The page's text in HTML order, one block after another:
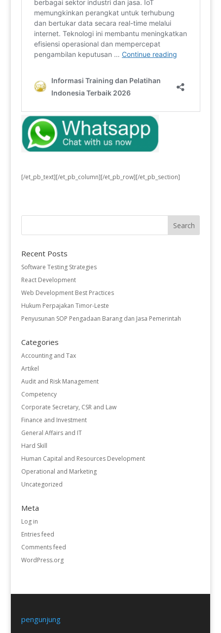
[/et_pb_text][/et_pb_column][/et_pb_row][/et_pb_section]
Recent Posts
Software Testing Strategies
React Development
Web Development Best Practices
Hukum Perpajakan Timor-Leste
Penyusunan SOP Pengadaan Barang dan Jasa Pemerintah
Categories
Accounting and Tax
Artikel
Audit and Risk Management
Competency
Corporate Secretary, CSR and Law
Finance and Investment
General Affairs and IT
Hard Skill
Human Capital and Resources Development
Operational and Marketing
Uncategorized
Meta
Log in
Entries feed
Comments feed
WordPress.org
pengunjung